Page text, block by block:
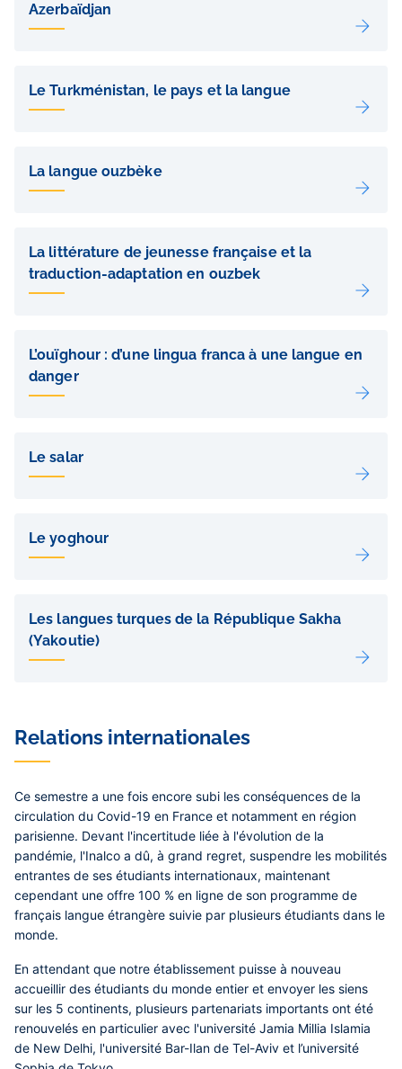
Azerbaïdjan
Le Turkménistan, le pays et la langue
La langue ouzbèke
La littérature de jeunesse française et la
traduction-adaptation en ouzbek
L’ouïghour : d’une lingua franca à une langue en
danger
Le salar
Le yoghour
Les langues turques de la République Sakha
(Yakoutie)
Relations internationales
Ce semestre a une fois encore subi les conséquences de la
circulation du Covid-19 en France et notamment en région
parisienne. Devant l'incertitude liée à l'évolution de la
pandémie, l'Inalco a dû, à grand regret, suspendre les mobilités
entrantes de ses étudiants internationaux, maintenant
cependant une offre 100 % en ligne de son programme de
français langue étrangère suivie par plusieurs étudiants dans le
monde.
En attendant que notre établissement puisse à nouveau
accueillir des étudiants du monde entier et envoyer les siens
sur les 5 continents, plusieurs partenariats importants ont été
renouvelés en particulier avec l'université Jamia Millia Islamia
de New Delhi, l'université Bar-Ilan de Tel-Aviv et l’université